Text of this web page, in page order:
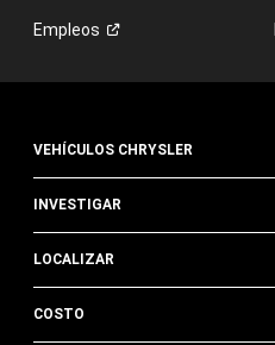
Empleos
VEHÍCULOS CHRYSLER
INVESTIGAR
LOCALIZAR
COSTO